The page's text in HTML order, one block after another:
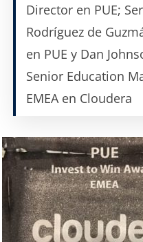
Director en PUE;
Rodríguez de
en PUE y Dan
Senior Education
EMEA en Cloudera